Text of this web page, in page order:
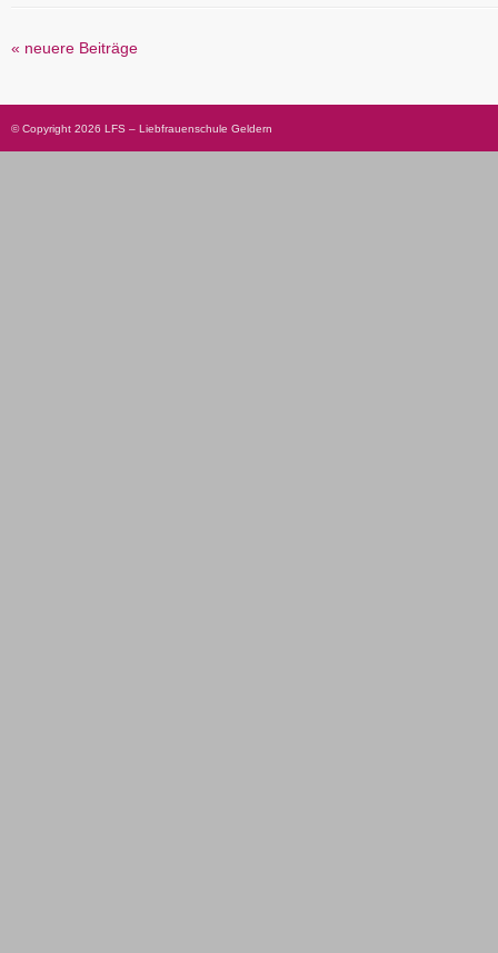
« neuere Beiträge
© Copyright 2026 LFS – Liebfrauenschule Geldern